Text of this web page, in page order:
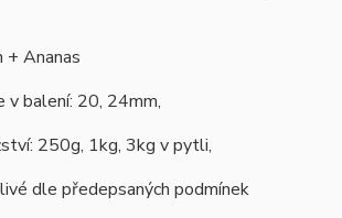
+ Ananas
balení: 20, 24mm,
250g, 1kg, 3kg v pytli,
dle předepsaných podmínek